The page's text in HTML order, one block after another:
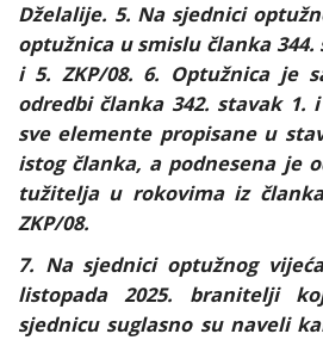
Dželalije. 5. Na sjednici
optužnica u smislu članka 344.
i 5. ZKP/08. 6. Optužnica je
odredbi članka 342. stavak 1.
sve elemente propisane u
istog članka, a podnesena je
tužitelja u rokovima iz
ZKP/08.
7. Na sjednici optužnog
listopada 2025. branitelji
sjednicu suglasno su naveli